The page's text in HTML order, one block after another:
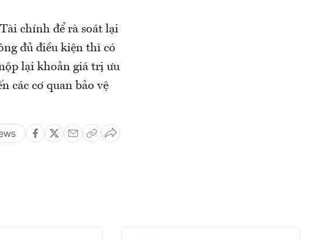
chính để rà soát lại
đủ điều kiện thì có
lại khoản giá trị ưu
các cơ quan bảo vệ